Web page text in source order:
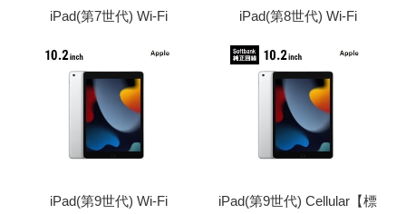
iPad(第7世代) Wi-Fi iPad(第8世代) Wi-Fi
iPad(第9世代) Wi-Fi
iPad(第9世代) Cellular【標